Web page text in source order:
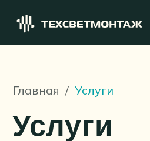
Услуги
Услуга #1
Светотехнический